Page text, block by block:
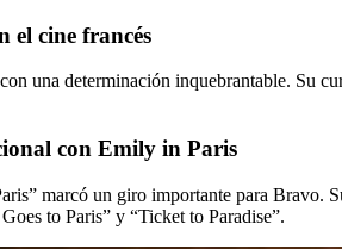
el cine francés
con una determinación inquebrantable. Su
con Emily in Paris
marcó un giro importante para Bravo.
to Paris” y “Ticket to Paradise”.